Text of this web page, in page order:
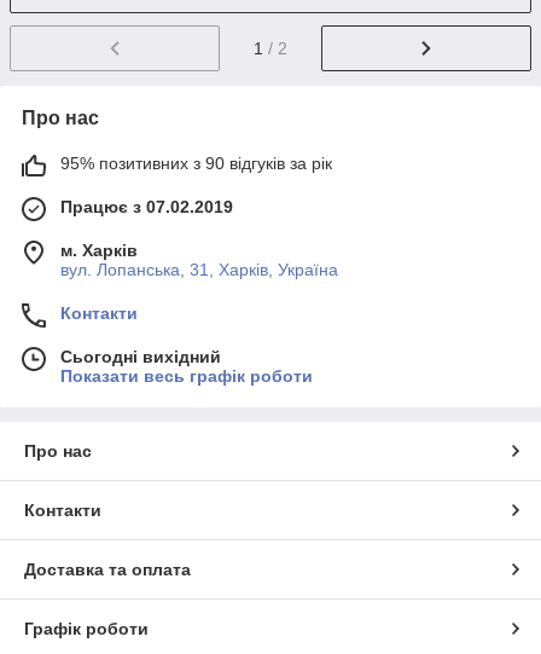
1 / 2
Про нас
95% позитивних з 90 відгуків за рік
Працює з 07.02.2019
м. Харків
вул. Лопанська, 31, Харків, Україна
Контакти
Сьогодні вихідний
Показати весь графік роботи
Про нас
Контакти
Доставка та оплата
Графік роботи